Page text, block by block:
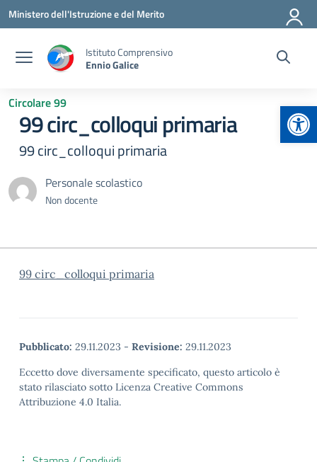
Vai ai contenuti
Vai al menu di navigazione
Vai al footer
Ministero dell'Istruzione e del Merito
Istituto Comprensivo
Ennio Galice
Circolare 99
99 circ_colloqui primaria
99 circ_colloqui primaria
Personale scolastico
Non docente
99 circ_colloqui primaria
Pubblicato: 29.11.2023 - Revisione: 29.11.2023
Eccetto dove diversamente specificato, questo articolo è
stato rilasciato sotto Licenza Creative Commons
Attribuzione 4.0 Italia.